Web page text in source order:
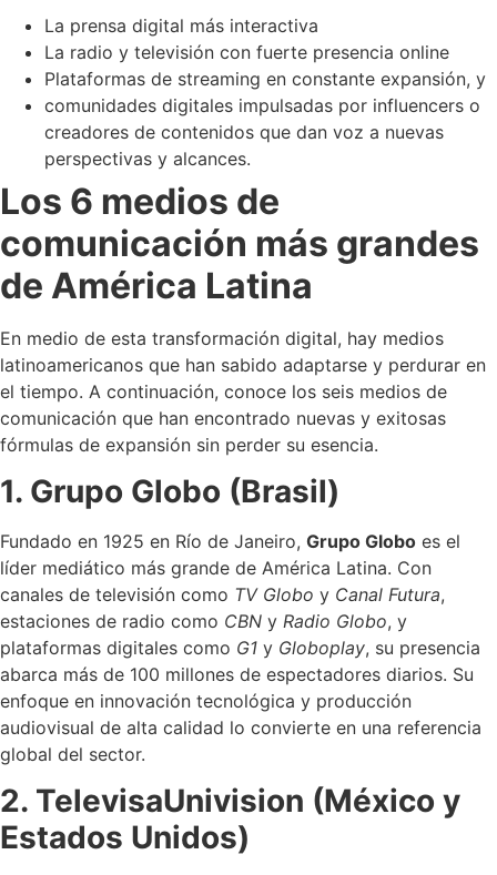
La prensa digital más interactiva
La radio y televisión con fuerte presencia online
Plataformas de streaming en constante expansión, y
comunidades digitales impulsadas por influencers o
creadores de contenidos que dan voz a nuevas
perspectivas y alcances.
Los 6 medios de
comunicación más grandes
de América Latina
En medio de esta transformación digital, hay medios
latinoamericanos que han sabido adaptarse y perdurar en
el tiempo. A continuación, conoce los seis medios de
comunicación que han encontrado nuevas y exitosas
fórmulas de expansión sin perder su esencia.
1. Grupo Globo (Brasil)
Fundado en 1925 en Río de Janeiro, Grupo Globo es el
líder mediático más grande de América Latina. Con
canales de televisión como TV Globo y Canal Futura,
estaciones de radio como CBN y Radio Globo, y
plataformas digitales como G1 y Globoplay, su presencia
abarca más de 100 millones de espectadores diarios. Su
enfoque en innovación tecnológica y producción
audiovisual de alta calidad lo convierte en una referencia
global del sector.
2. TelevisaUnivision (México y
Estados Unidos)